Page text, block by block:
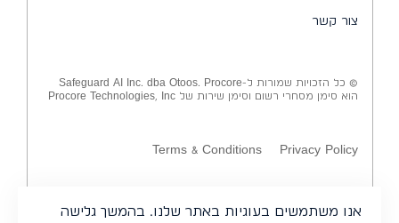
צור קשר
© כל הזכויות שמורות ל-Safeguard AI Inc. dba Otoos. Procore
הוא סימן מסחרי רשום וסימן שירות של Procore Technologies, Inc
Privacy Policy
Terms & Conditions
אנו משתמשים בעוגיות באתר שלנו. בהמשך גלישה